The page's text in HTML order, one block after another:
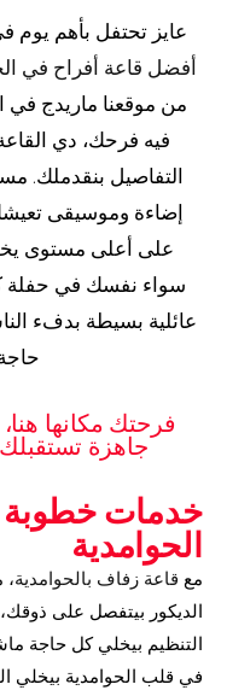
عايز تحتفل بأهم
أفضل قاعة أفراح في
من موقعنا ماريدج
فيه فرحك، دي
التفاصيل بنقدملك.
إضاءة وموسيقى
على أعلى مستوى
سواء نفسك في حفلة
عائلية بسيطة بدفء
فرحتك مكانها
جاهزة
خدمات
الحوامدية
مع قاعة زفاف بالحوامدية،
الديكور بيتفصل على
التنظيم بيخلي كل حاجة
في قلب الحوامدية بيخلي